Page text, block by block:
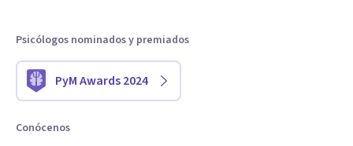
Psicólogos nominados y premiados
PyM Awards 2024
Conócenos